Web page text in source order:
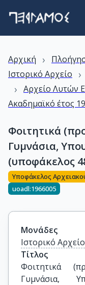
Αρχική ›
Ιστορικό Αρχείο ›
› Αρχείο Λυτών
Ακαδημαϊκό έτος
Φοιτητικά
Γυμνάσια,
(υποφάκελος
Υποφάκελος
uoadl:1966005
Μονάδες
Ιστορικό Αρχείο
Τίτλος
Φοιτητικά
Γυμνάσια,